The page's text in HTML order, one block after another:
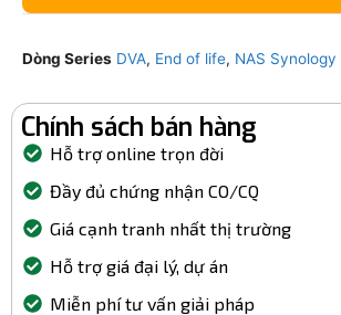
Dòng Series DVA, End of life, NAS Synology
Chính sách bán hàng
Hỗ trợ online trọn đời
Đầy đủ chứng nhận CO/CQ
Giá cạnh tranh nhất thị trường
Hỗ trợ giá đại lý, dự án
Miễn phí tư vấn giải pháp